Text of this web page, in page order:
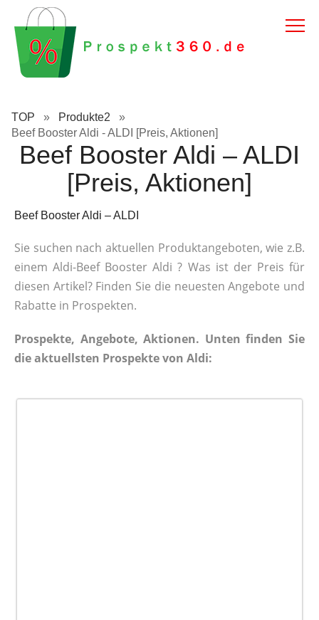
TOP » Produkte2
»
Beef Booster Aldi - ALDI [Preis, Aktionen]
Beef Booster Aldi – ALDI
[Preis, Aktionen]
Beef Booster Aldi – ALDI
Sie suchen nach aktuellen Produktangeboten, wie z.B.
einem Aldi-Beef Booster Aldi ? Was ist der Preis für
diesen Artikel? Finden Sie die neuesten Angebote und
Rabatte in Prospekten.
Prospekte, Angebote, Aktionen. Unten finden Sie
die aktuellsten Prospekte von Aldi: